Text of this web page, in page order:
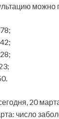
20
число